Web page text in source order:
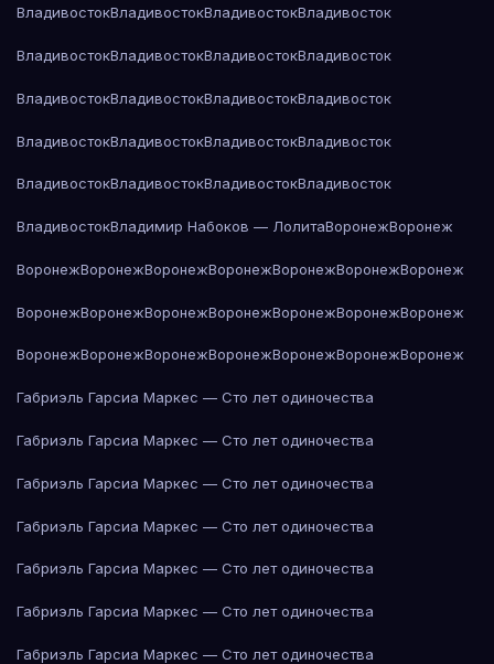
ВладивостокВладивостокВладивостокВладивосток
ВладивостокВладивостокВладивостокВладивосток
ВладивостокВладивостокВладивостокВладивосток
ВладивостокВладивостокВладивостокВладивосток
ВладивостокВладивостокВладивостокВладивосток
ВладивостокВладимир Набоков — ЛолитаВоронежВоронеж
ВоронежВоронежВоронежВоронежВоронежВоронежВоронеж
ВоронежВоронежВоронежВоронежВоронежВоронежВоронеж
ВоронежВоронежВоронежВоронежВоронежВоронежВоронеж
Габриэль Гарсиа Маркес — Сто лет одиночества
Габриэль Гарсиа Маркес — Сто лет одиночества
Габриэль Гарсиа Маркес — Сто лет одиночества
Габриэль Гарсиа Маркес — Сто лет одиночества
Габриэль Гарсиа Маркес — Сто лет одиночества
Габриэль Гарсиа Маркес — Сто лет одиночества
Габриэль Гарсиа Маркес — Сто лет одиночества